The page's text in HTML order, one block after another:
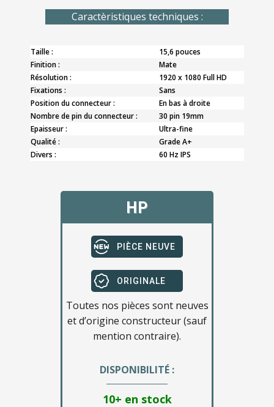
Caractèristiques techniques :
Taille :
15,6 pouces
Finition :
Mate
Résolution :
1920 x 1080 Full HD
Fixations :
Sans
Position du connecteur :
En bas à droite
Nombre de pin du connecteur :
30 pin 19mm
Epaisseur :
Ultra-fine
Qualité :
Grade A+
Divers :
60 Hz IPS
HP
PIÈCE NEUVE
ORIGINALE
Toutes nos pièces sont neuves
et d’origine constructeur (sauf
mention contraire).
DISPONIBILITÉ :
10+ en stock